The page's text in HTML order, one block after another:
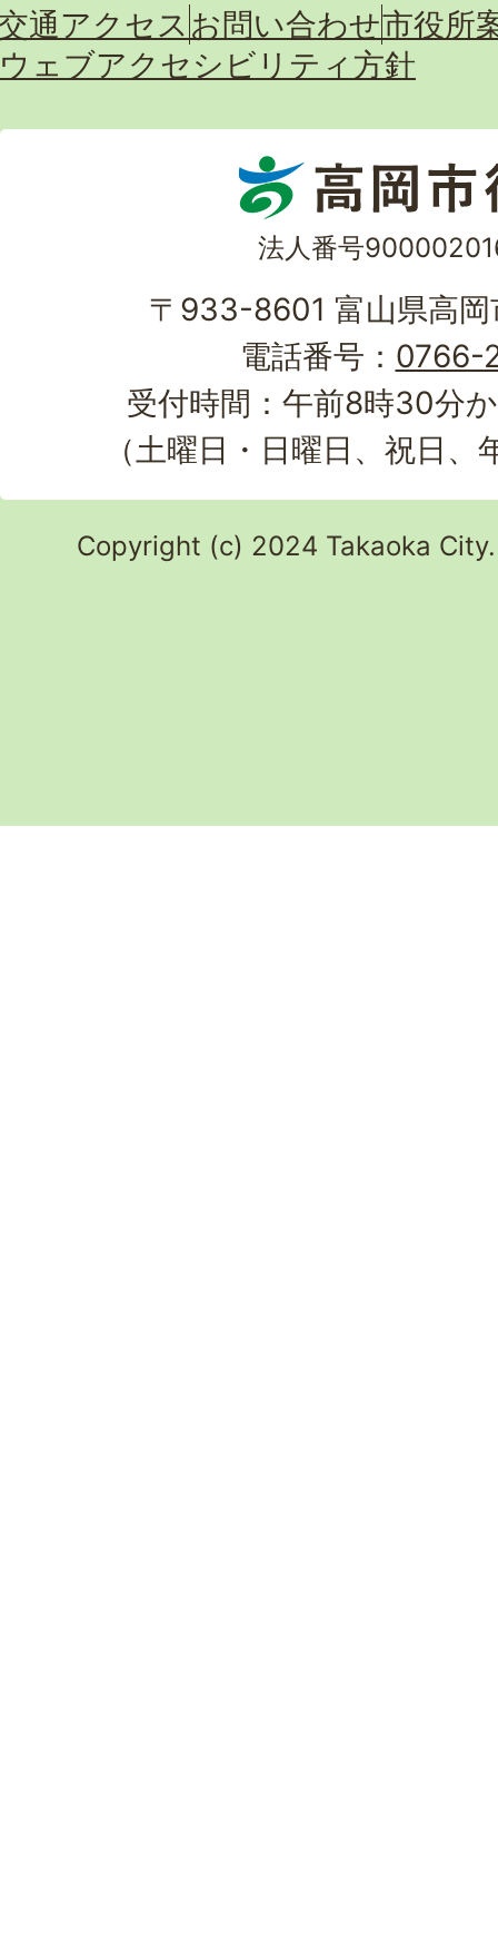
通アクセス お問い合わせ市役所
ウェブアクセシビリティ方針
法人番号
〒933-8601 富山県高
電話番号： 0766-
受付時間：午前8時30分
（土曜日・日曜日、祝日
Copyright (c) 2024 Takaoka